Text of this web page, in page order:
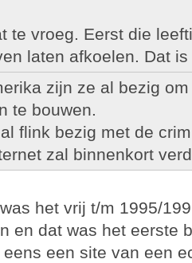
te vroeg. Eerst die
laten afkoelen. Dat
zijn ze al bezig
te bouwen.
flink bezig met de
zal binnenkort
het vrij t/m 1995/
en dat was het eerste
een site van een